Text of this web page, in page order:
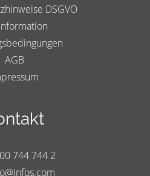
DSGVO
AGB
744 744 2